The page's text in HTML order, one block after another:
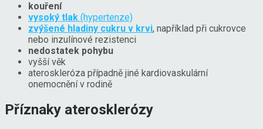
kouření
vysoký tlak (hypertenze)
zvýšené hladiny cukru v krvi, například při cukrovce
nebo inzulínové rezistenci
nedostatek pohybu
vyšší věk
ateroskleróza případně jiné kardiovaskulární
onemocnění v rodině
Příznaky aterosklerózy